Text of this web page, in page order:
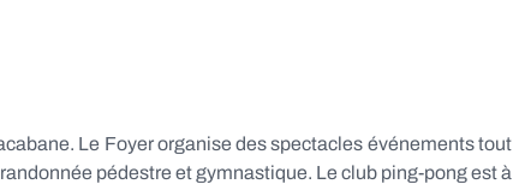
Le Foyer organise des spectacles événements tout
pédestre et gymnastique. Le club ping-pong est à